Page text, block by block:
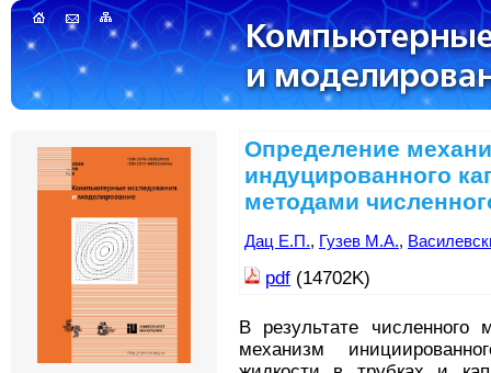
Определение
индуцированного
методами
Дац Е.П., Гузев М.А.,
pdf (14702K)
В результате численного
механизм